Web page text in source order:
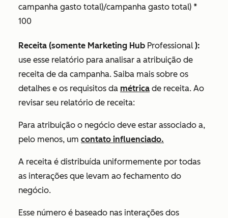
campanha gasto total)/campanha gasto total) *
100
Receita (somente Marketing Hub Professional ):
use esse relatório para analisar a atribuição de
receita de da campanha. Saiba mais sobre os
detalhes e os requisitos da métrica de receita. Ao
revisar seu relatório de receita:
Para atribuição o negócio deve estar associado a,
pelo menos, um contato influenciado.
A receita é distribuída uniformemente por todas
as interações que levam ao fechamento do
negócio.
Esse número é baseado nas interações dos